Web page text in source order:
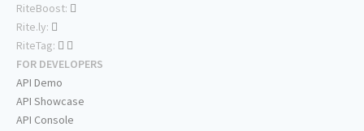
RiteBoost:
Rite.ly:
RiteTag:
FOR DEVELOPERS
API Demo
API Showcase
API Console